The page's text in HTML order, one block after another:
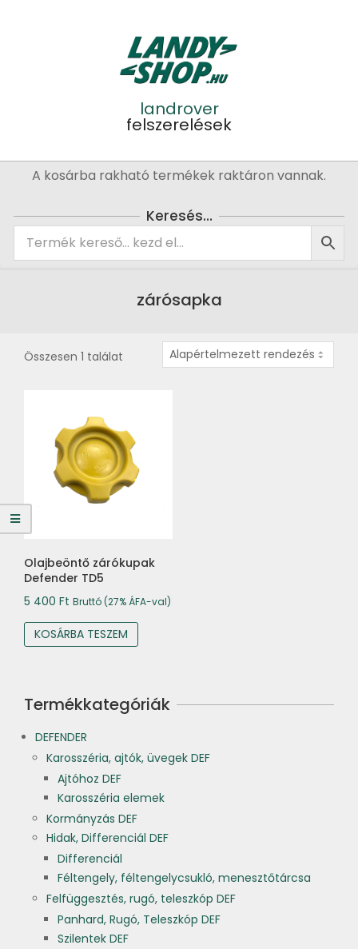
landrover
felszerelések
PrimaryA kosárba rakható termékek raktáron vannak.
Keresés…
zárósapka
Összesen 1 találat
Olajbeöntő zárókupak
Defender TD5
5 400 Ft Bruttó (27% ÁFA-val)
KOSÁRBA TESZEM
Termékkategóriák
DEFENDER
Karosszéria, ajtók, üvegek DEF
Ajtóhoz DEF
Karosszéria elemek
Kormányzás DEF
Hidak, Differenciál DEF
Differenciál
Féltengely, féltengelycsukló, menesztőtárcsa
Felfüggesztés, rugó, teleszkóp DEF
Panhard, Rugó, Teleszkóp DEF
Szilentek DEF